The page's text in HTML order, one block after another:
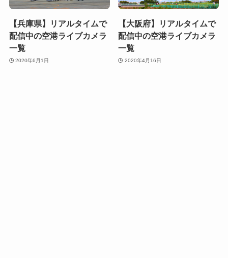
【兵庫県】リアルタイムで
配信中の空港ライブカメラ
一覧
2020年6月1日
【大阪府】リアルタイムで
配信中の空港ライブカメラ
一覧
2020年4月16日